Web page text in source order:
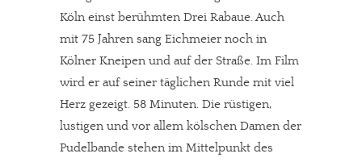
Köln einst berühmten Drei Rabaue. Auch
mit 75 Jahren sang Eichmeier noch in
Kölner Kneipen und auf der Straße. Im Film
wird er auf seiner täglichen Runde mit viel
Herz gezeigt. 58 Minuten. Die rüstigen,
lustigen und vor allem kölschen Damen der
Pudelbande stehen im Mittelpunkt des